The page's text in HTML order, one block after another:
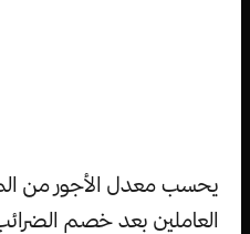
يحسب معدل الأجور من
العاملين بعد خصم الضرائب